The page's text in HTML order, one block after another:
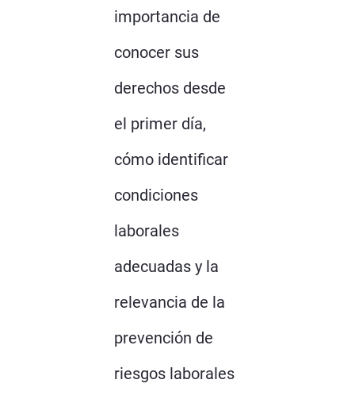
importancia de
conocer sus
derechos desde
el primer día,
cómo identificar
condiciones
laborales
adecuadas y la
relevancia de la
prevención de
riesgos laborales